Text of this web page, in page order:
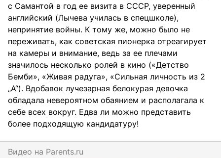
с Самантой в год ее визита в СССР, уверенный
английский (Лычева училась в спецшколе),
непринятие войны. К тому же, можно было не
переживать, как советская пионерка отреагирует
на камеры и внимание, ведь за ее плечами
значилось несколько ролей в кино («Детство
Бемби», «Живая радуга», «Сильная личность из 2
„А“). Вдобавок лучезарная белокурая девочка
обладала невероятном обаянием и располагала к
себе всех вокруг. Едва ли можно представить
более подходящую кандидатуру!
Видео на parents.ru